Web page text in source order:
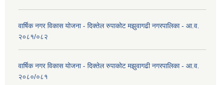
वार्षिक नगर विकास योजना - दिक्तेल रुपाकोट मझुवागढी नगरपालिका - आ.व.
२०८१/०८२
वार्षिक नगर विकास योजना - दिक्तेल रुपाकोट मझुवागढी नगरपालिका - आ.व.
२०८०/०८१